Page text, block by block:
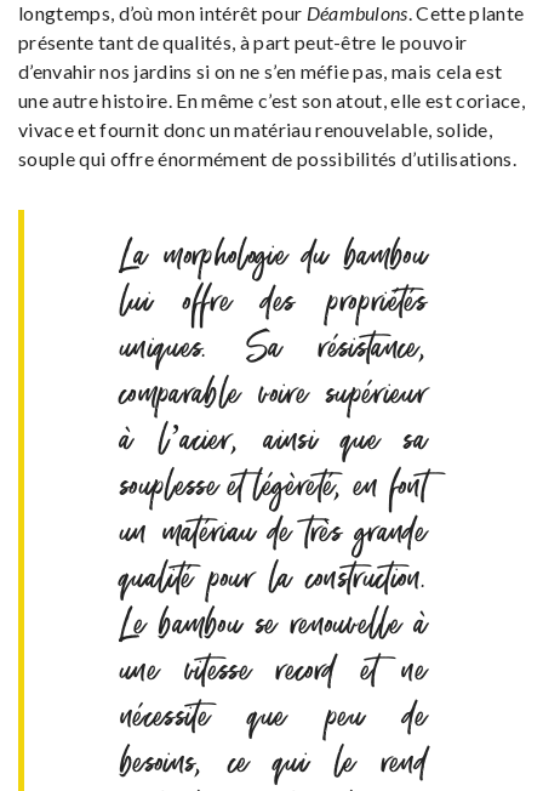
longtemps, d’où mon intérêt pour Déambulons. Cette plante
présente tant de qualités, à part peut-être le pouvoir
d’envahir nos jardins si on ne s’en méfie pas, mais cela est
une autre histoire. En même c’est son atout, elle est coriace,
vivace et fournit donc un matériau renouvelable, solide,
souple qui offre énormément de possibilités d’utilisations.
La morphologie du bambou
lui offre des propriétés
uniques. Sa résistance,
comparable voire supérieur
à l’acier, ainsi que sa
souplesse et légèreté, en font
un matériau de très grande
qualité pour la construction.
Le bambou se renouvelle à
une vitesse record et ne
nécessite que peu de
besoins, ce qui le rend